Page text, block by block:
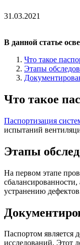
31.03.2021
В данной статье
Что такое
Этапы
Что такое
Паспортизация
испытаний
Этапы
На первом этапе
устранению
Паспортом является
исследований. Этот